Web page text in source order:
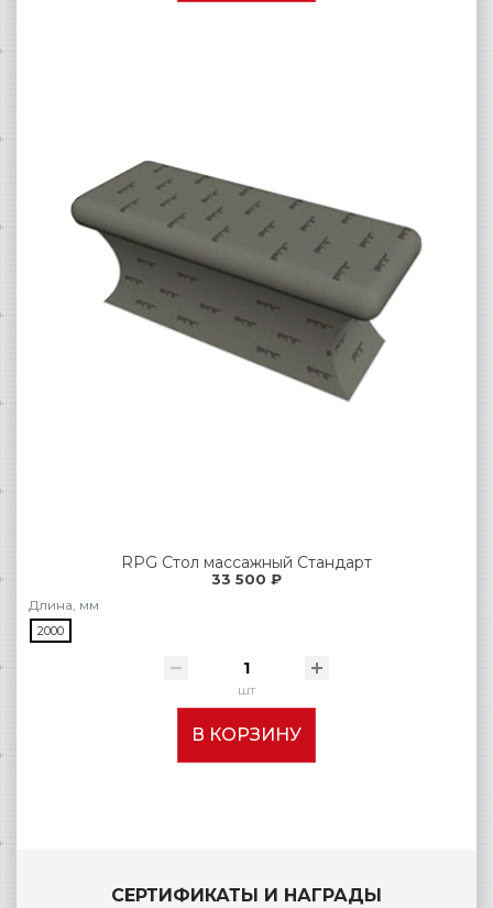
RPG Стол массажный Стандарт
33 500 ₽
Длина, мм
2000
шт
В КОРЗИНУ
СЕРТИФИКАТЫ И НАГРАДЫ